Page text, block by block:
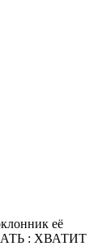
её
: ХВАТИТ